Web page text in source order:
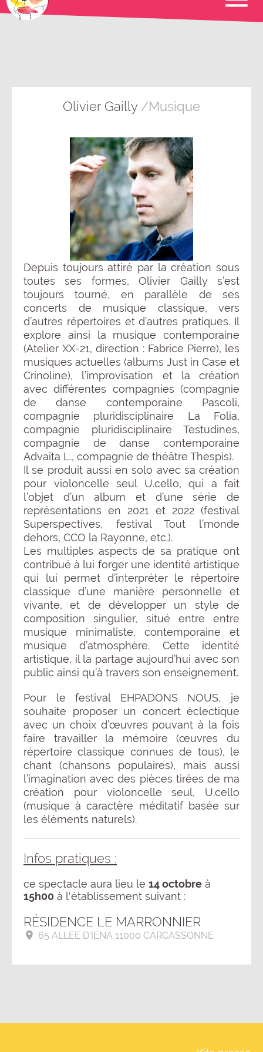
Olivier Gailly /Musique
Depuis toujours attiré par la création sous
toutes ses formes, Olivier Gailly s’est
toujours tourné, en parallèle de ses
concerts de musique classique, vers
d’autres répertoires et d’autres pratiques. Il
explore ainsi la musique contemporaine
(Atelier XX-21, direction : Fabrice Pierre), les
musiques actuelles (albums Just in Case et
Crinoline), l’improvisation et la création
avec différentes compagnies (compagnie
de danse contemporaine Pascoli,
compagnie pluridisciplinaire La Folia,
compagnie pluridisciplinaire Testudines,
compagnie de danse contemporaine
Advaïta L., compagnie de théâtre Thespis).
Il se produit aussi en solo avec sa création
pour violoncelle seul U.cello, qui a fait
l’objet d’un album et d’une série de
représentations en 2021 et 2022 (festival
Superspectives, festival Tout l’monde
dehors, CCO la Rayonne, etc.).
Les multiples aspects de sa pratique ont
contribué à lui forger une identité artistique
qui lui permet d’interpréter le répertoire
classique d’une manière personnelle et
vivante, et de développer un style de
composition singulier, situé entre entre
musique minimaliste, contemporaine et
musique d’atmosphère. Cette identité
artistique, il la partage aujourd’hui avec son
public ainsi qu’à travers son enseignement.
Pour le festival EHPADONS NOUS, je
souhaite proposer un concert éclectique
avec un choix d’œuvres pouvant à la fois
faire travailler la mémoire (œuvres du
répertoire classique connues de tous), le
chant (chansons populaires), mais aussi
l’imagination avec des pièces tirées de ma
création pour violoncelle seul, U.cello
(musique à caractère méditatif basée sur
les éléments naturels).
Infos pratiques :
ce spectacle aura lieu le 14 octobre à
15h00 à l'établissement suivant :
RÉSIDENCE LE MARRONNIER
65 ALLEE D'IENA 11000 CARCASSONNE